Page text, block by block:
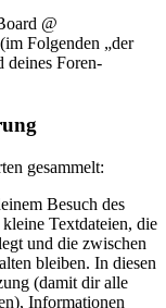
@
Folgenden „der
deines Foren-
gesammelt:
Besuch des
Textdateien, die
und die zwischen
bleiben. In diesen
(damit dir alle
Informationen